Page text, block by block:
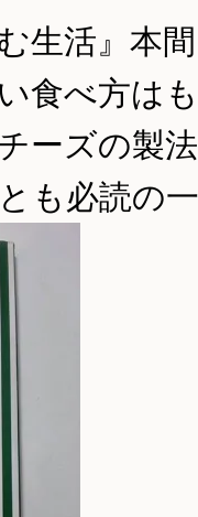
生活』本
食べ方は
ーズの製
も必読の